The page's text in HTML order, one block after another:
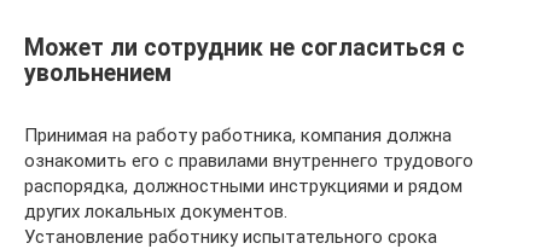
Может ли сотрудник не согласиться с
увольнением
Принимая на работу работника, компания должна
ознакомить его с правилами внутреннего трудового
распорядка, должностными инструкциями и рядом
других локальных документов.
Установление работнику испытательного срока